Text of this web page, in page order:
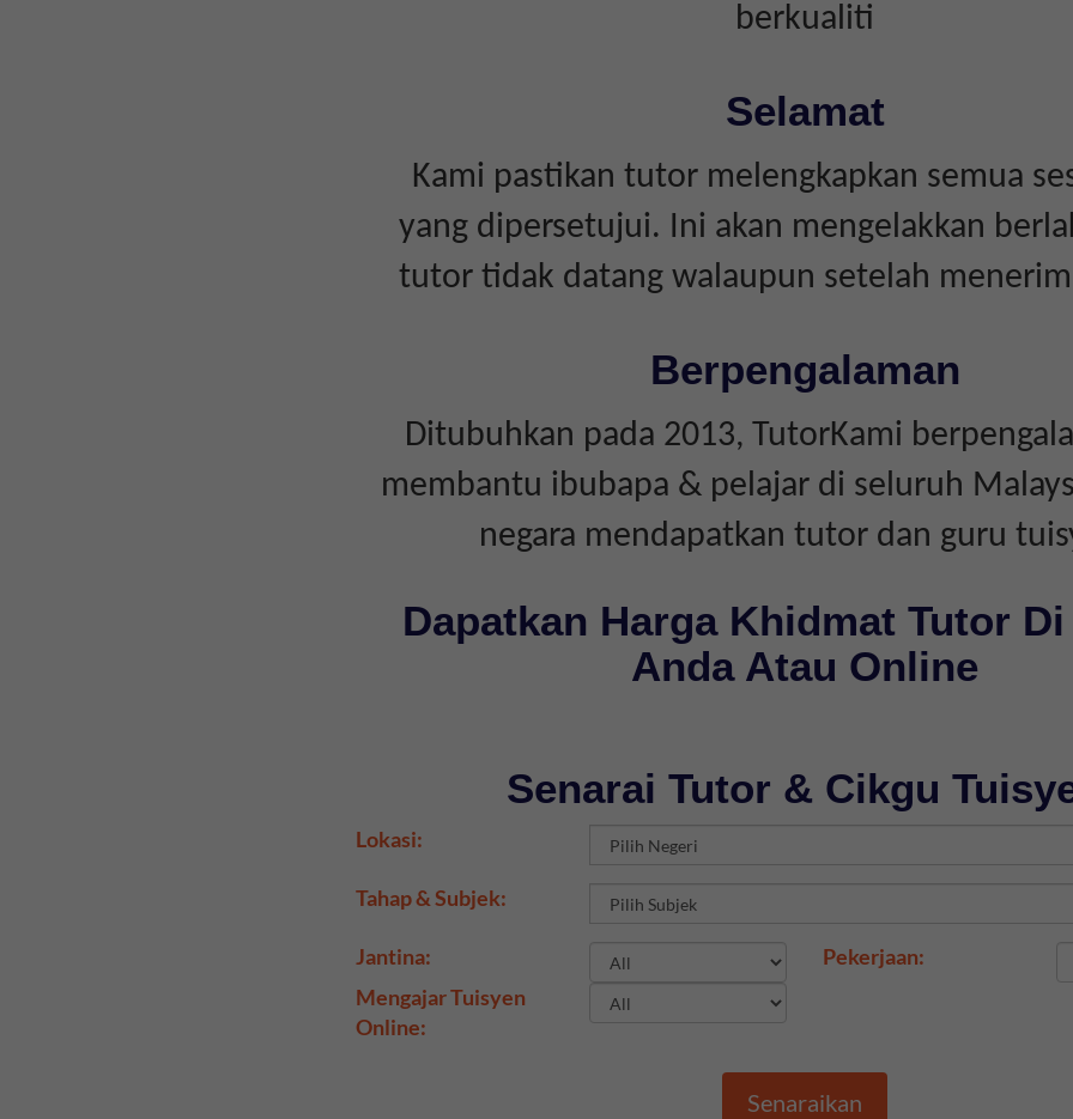
berkualiti
Selamat
Kami pastikan tutor melengkapkan semua
yang dipersetujui. Ini akan mengelakkan
tutor tidak datang walaupun setelah
Berpengalaman
Ditubuhkan pada 2013, TutorKami
membantu ibubapa & pelajar di seluruh
negara mendapatkan tutor dan guru
Dapatkan Harga Khidmat Tutor
Anda Atau Online
Senarai Tutor & Cikgu
Lokasi:
Tahap & Subjek:
Jantina:
Pekerjaan:
Mengajar Tuisyen
Online:
Senaraikan